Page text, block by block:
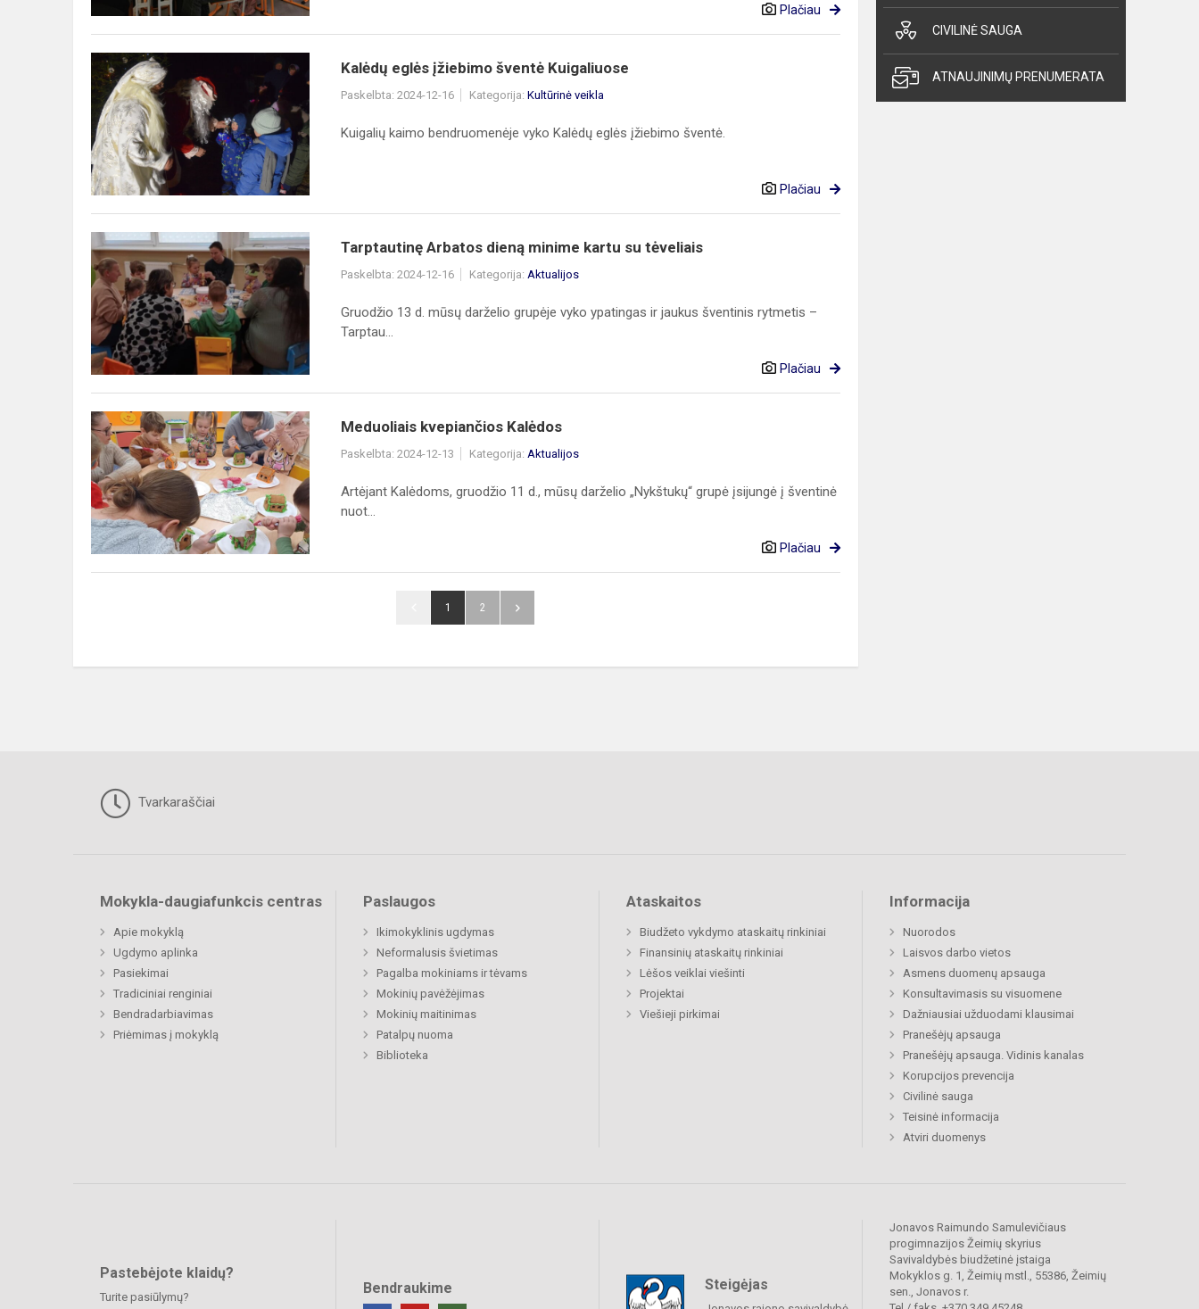
Plačiau
Kalėdų
eglės
įžiebimo
šventė
Kuigaliuose
Kalėdų eglės įžiebimo šventė Kuigaliuose
Paskelbta: 2024-12-16 Kategorija: Kultūrinė veikla
Kuigalių kaimo bendruomenėje vyko Kalėdų eglės įžiebimo šventė.
Plačiau
Tarptautinę
Arbatos
dieną
minime
kartu
su
tėveliais
Tarptautinę Arbatos dieną minime kartu su tėveliais
Paskelbta: 2024-12-16 Kategorija: Aktualijos
Gruodžio 13 d. mūsų darželio grupėje vyko ypatingas ir jaukus šventinis rytmetis –
Tarptau...
Plačiau
Meduoliais
kvepiančios
Kalėdos
Meduoliais kvepiančios Kalėdos
Paskelbta: 2024-12-13 Kategorija: Aktualijos
Artėjant Kalėdoms, gruodžio 11 d., mūsų darželio „Nykštukų“ grupė įsijungė į šventinė
nuot...
Plačiau
1 2
CIVILINĖ SAUGA
ATNAUJINIMŲ PRENUMERATA
Tvarkaraščiai
Mokykla-daugiafunkcis centras
Apie mokyklą
Ugdymo aplinka
Pasiekimai
Tradiciniai renginiai
Bendradarbiavimas
Priėmimas į mokyklą
Paslaugos
Ikimokyklinis ugdymas
Neformalusis švietimas
Pagalba mokiniams ir tėvams
Mokinių pavėžėjimas
Mokinių maitinimas
Patalpų nuoma
Biblioteka
Ataskaitos
Biudžeto vykdymo ataskaitų rinkiniai
Finansinių ataskaitų rinkiniai
Lėšos veiklai viešinti
Projektai
Viešieji pirkimai
Informacija
Nuorodos
Laisvos darbo vietos
Asmens duomenų apsauga
Konsultavimasis su visuomene
Dažniausiai užduodami klausimai
Pranešėjų apsauga
Pranešėjų apsauga. Vidinis kanalas
Korupcijos prevencija
Civilinė sauga
Teisinė informacija
Atviri duomenys
Pastebėjote klaidų?
Turite pasiūlymų?
Bendraukime Steigėjas
Jonavos Raimundo Samulevičiaus
progimnazijos Žeimių skyrius
Savivaldybės biudžetinė įstaiga
Mokyklos g. 1, Žeimių mstl., 55386, Žeimių
sen., Jonavos r.